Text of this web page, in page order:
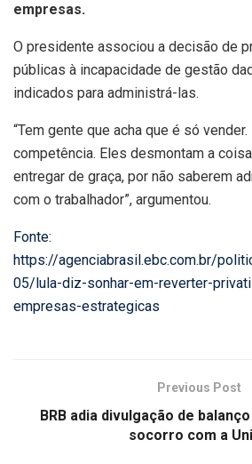
empresas.
O presidente associou a decisão de
públicas à incapacidade de gestão
indicados para administrá-las.
“Tem gente que acha que é só
competência. Eles desmontam a
entregar de graça, por não saberem
com o trabalhador”, argumentou.
Fonte:
https://agenciabrasil.ebc.com.br/
05/lula-diz-sonhar-em-reverter-
empresas-estrategicas
Previous Post
BRB adia divulgação de
socorro com a